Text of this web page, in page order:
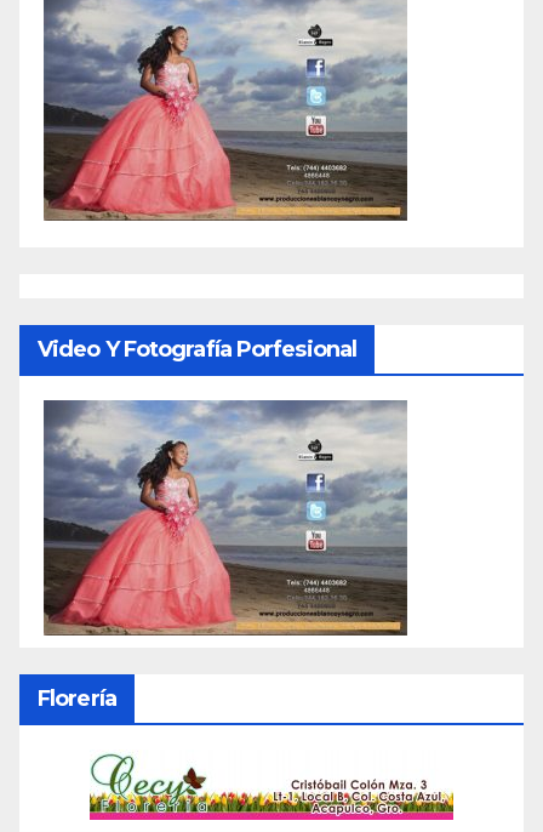
Video Y Fotografía Porfesional
Florería